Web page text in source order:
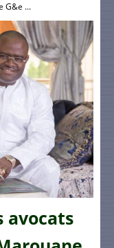
G&e ...
avocats